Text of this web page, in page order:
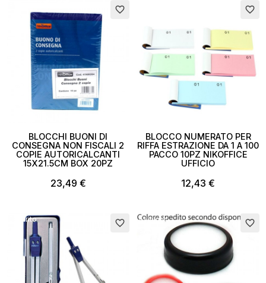
favorite_border
BLOCCHI BUONI DI
CONSEGNA NON FISCALI 2
COPIE AUTORICALCANTI
15X21.5CM BOX 20PZ
23,49 €
favorite_border
BLOCCO NUMERATO PER
RIFFA ESTRAZIONE DA 1 A 100
PACCO 10PZ NIKOFFICE
UFFICIO
12,43 €
Esaurito favorite_border Esaurito favorite_border
Annulla